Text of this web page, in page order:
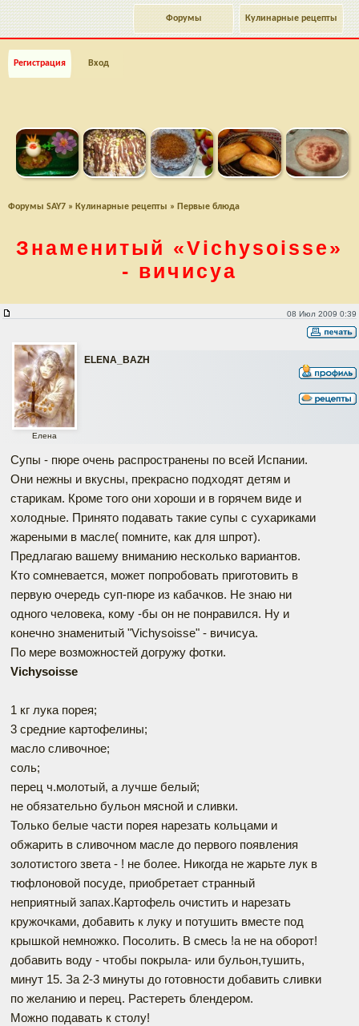
Кулинарные рецепты
Форумы
Регистрация Вход
Форумы SAY7 » Кулинарные рецепты » Первые блюда
Знаменитый «Vichysoisse»
- вичисуа
08 Июл 2009 0:39
ELENA_BAZH
Елена
Супы - пюре очень распространены по всей Испании.
Они нежны и вкусны, прекрасно подходят детям и
старикам. Кроме того они хороши и в горячем виде и
холодные. Принято подавать такие супы с сухариками
жареными в масле( помните, как для шпрот).
Предлагаю вашему вниманию несколько вариантов.
Кто сомневается, может попробовать приготовить в
первую очередь суп-пюре из кабачков. Не знаю ни
одного человека, кому -бы он не понравился. Ну и
конечно знаменитый "Vichysoisse" - вичисуа.
По мере возможностей догружу фотки.
Vichysoisse
1 кг лука порея;
3 средние картофелины;
масло сливочное;
соль;
перец ч.молотый, а лучше белый;
не обязательно бульон мясной и сливки.
Только белые части порея нарезать кольцами и
обжарить в сливочном масле до первого появления
золотистого звета - ! не более. Никогда не жарьте лук в
тюфлоновой посуде, приобретает странный
неприятный запах.Картофель очистить и нарезать
кружочками, добавить к луку и потушить вместе под
крышкой немножко. Посолить. В смесь !а не на оборот!
добавить воду - чтобы покрыла- или бульон,тушить,
минут 15. За 2-3 минуты до готовности добавить сливки
по желанию и перец. Растереть блендером.
Можно подавать к столу!